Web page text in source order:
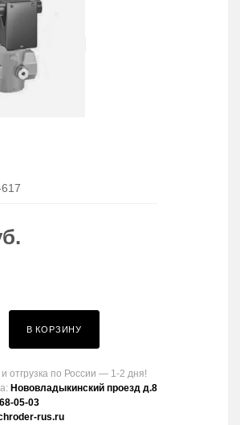
В КОРЗИНУ
отгрузка по России — 1-2 дня!
Нововладыкинский проезд д.8
05-03
rus.ru